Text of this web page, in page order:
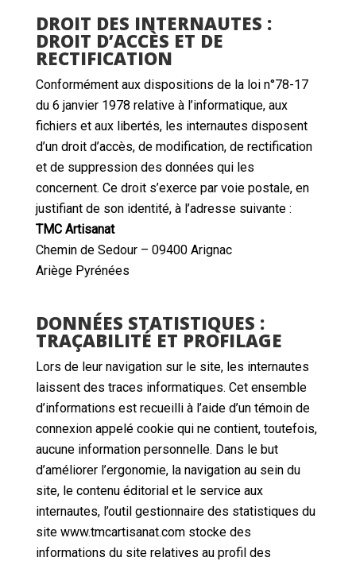
DROIT DES INTERNAUTES :
DROIT D’ACCÈS ET DE
RECTIFICATION
Conformément aux dispositions de la loi n°78-17
du 6 janvier 1978 relative à l’informatique, aux
fichiers et aux libertés, les internautes disposent
d’un droit d’accès, de modification, de rectification
et de suppression des données qui les
concernent. Ce droit s’exerce par voie postale, en
justifiant de son identité, à l’adresse suivante :
TMC Artisanat
Chemin de Sedour – 09400 Arignac
Ariège Pyrénées
DONNÉES STATISTIQUES :
TRAÇABILITÉ ET PROFILAGE
Lors de leur navigation sur le site, les internautes
laissent des traces informatiques. Cet ensemble
d’informations est recueilli à l’aide d’un témoin de
connexion appelé cookie qui ne contient, toutefois,
aucune information personnelle. Dans le but
d’améliorer l’ergonomie, la navigation au sein du
site, le contenu éditorial et le service aux
internautes, l’outil gestionnaire des statistiques du
site www.tmcartisanat.com stocke des
informations du site relatives au profil des